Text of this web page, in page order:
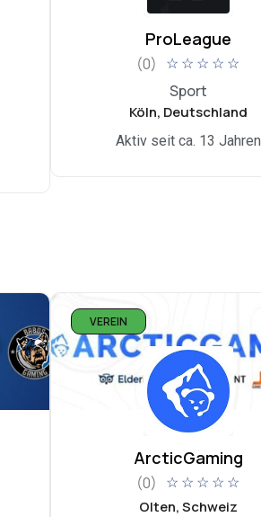
ProLeague
(0) ☆ ☆ ☆ ☆ ☆
Sport
Köln, Deutschland
Aktiv seit ca. 13 Jahren
VEREIN
ArcticGaming
(0) ☆ ☆ ☆ ☆ ☆
Olten, Schweiz